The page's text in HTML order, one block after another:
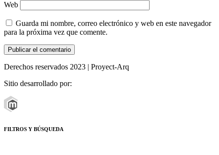
Web
Guarda mi nombre, correo electrónico y web en este navegador
para la próxima vez que comente.
Derechos reservados 2023 | Proyect-Arq
Sitio desarrollado por:
FILTROS Y BÚSQUEDA